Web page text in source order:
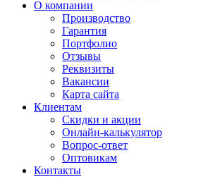
О компании
Производство
Гарантия
Портфолио
Отзывы
Реквизиты
Вакансии
Карта сайта
Клиентам
Скидки и акции
Онлайн-калькулятор
Вопрос-ответ
Оптовикам
Контакты